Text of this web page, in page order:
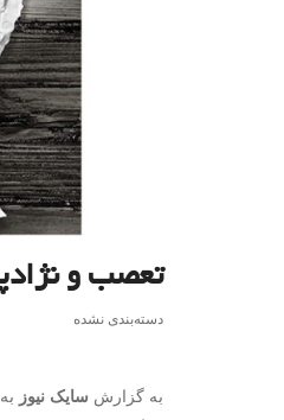
تعصب و
دسته‌بندی نشده
به گزارش سایک نیوز